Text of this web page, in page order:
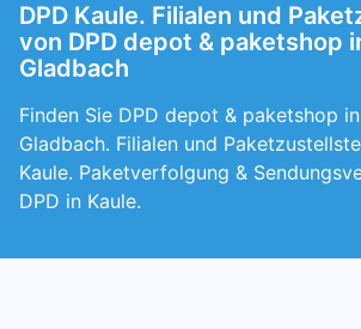
DPD Kaule. Filialen und
von DPD depot & paketshop
Gladbach
Finden Sie DPD depot & paketshop
Gladbach. Filialen und
Kaule. Paketverfolgung &
DPD in Kaule.